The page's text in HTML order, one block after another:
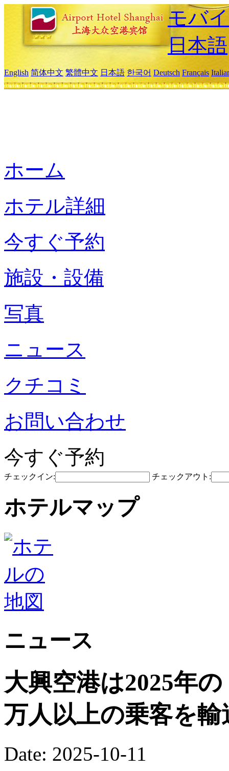
モバ
日本語
English 简体中文 繁體中文 日本語 한국어 Deutsch Français
ホーム
ホテル詳細
今すぐ予約
施設・設備
写真
ニュース
クチコミ
お問い合わせ
今すぐ予約
チェックイン: チェックアウト:
ホテルマップ
ニュース
大興空港は2025年
万人以上の乗客を
Date: 2025-10-11